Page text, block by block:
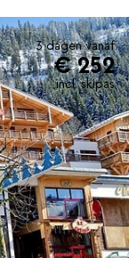
3 dagen vanaf
€ 252
incl. skipas